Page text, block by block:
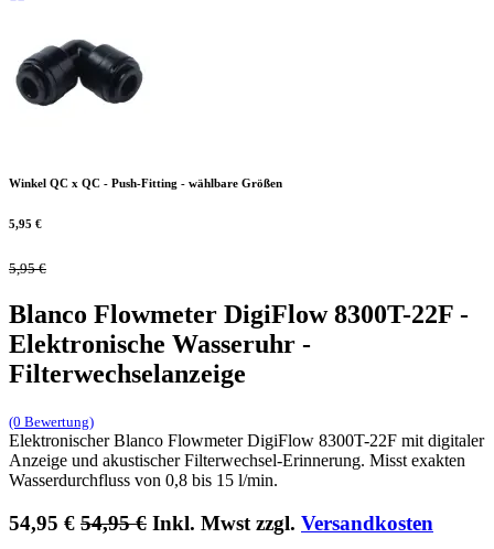
Winkel QC x QC - Push-Fitting - wählbare Größen
5,95 €
5,95€
Blanco Flowmeter DigiFlow 8300T-22F -
Elektronische Wasseruhr -
Filterwechselanzeige
(0 Bewertung)
Elektronischer Blanco Flowmeter DigiFlow 8300T-22F mit digitaler
Anzeige und akustischer Filterwechsel-Erinnerung. Misst exakten
Wasserdurchfluss von 0,8 bis 15 l/min.
54,95 € 54,95€ Inkl. Mwst zzgl. Versandkosten